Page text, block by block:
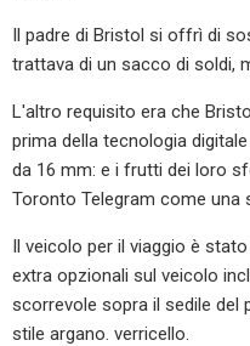
Il padre di Bristol si offrì di
trattava di un sacco di soldi,
L'altro requisito era che
prima della tecnologia
da 16 mm: e i frutti dei loro
Toronto Telegram come una
Il veicolo per il viaggio è
extra opzionali sul veicolo
scorrevole sopra il sedile del
stile argano. verricello.